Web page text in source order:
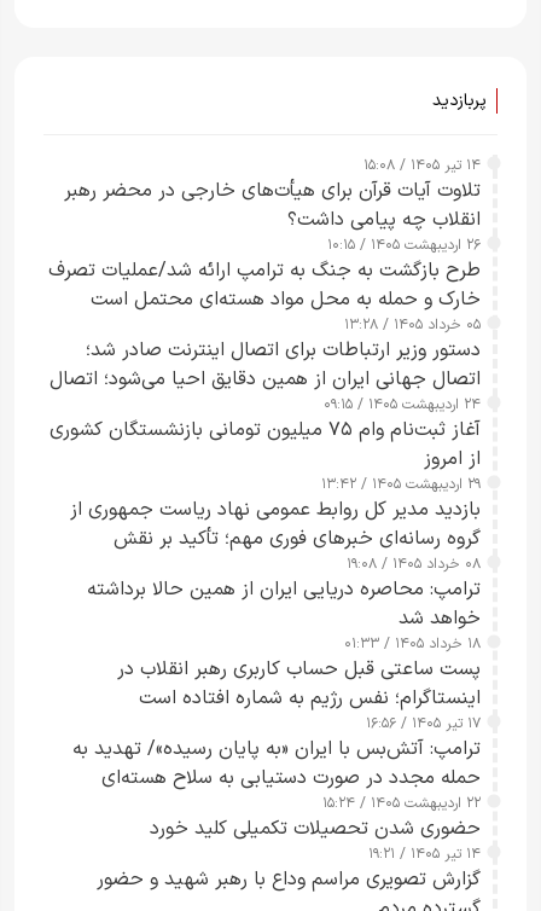
پربازدید
۱۴ تیر ۱۴۰۵ / ۱۵:۰۸
تلاوت آیات قرآن برای هیأت‌های خارجی در محضر رهبر
انقلاب چه پیامی داشت؟
۲۶ اردیبهشت ۱۴۰۵ / ۱۰:۱۵
طرح‌ بازگشت به جنگ به ترامپ ارائه شد/عملیات تصرف
خارک و حمله به محل مواد هسته‌ای محتمل است
۰۵ خرداد ۱۴۰۵ / ۱۳:۲۸
دستور وزیر ارتباطات برای اتصال اینترنت صادر شد؛
اتصال جهانی ایران از همین دقایق احیا می‌شود؛ اتصال
کامل مردم تا ۲۴ ساعت آینده
۲۴ اردیبهشت ۱۴۰۵ / ۰۹:۱۵
آغاز ثبت‌نام وام ۷۵ میلیون تومانی بازنشستگان کشوری
از امروز
۲۹ اردیبهشت ۱۴۰۵ / ۱۳:۴۲
بازدید مدیر کل روابط عمومی نهاد ریاست جمهوری از
گروه رسانه‌ای خبرهای فوری مهم؛ تأکید بر نقش
رسانه‌های هوشمند و مسئول در ارتقای آگاهی عمومی
۰۸ خرداد ۱۴۰۵ / ۱۹:۰۸
ترامپ: محاصره دریایی ایران از همین حالا برداشته
خواهد شد
۱۸ خرداد ۱۴۰۵ / ۰۱:۳۳
پست ساعتی قبل حساب کاربری رهبر انقلاب در
اینستاگرام؛ نفس رژیم به شماره افتاده است​
۱۷ تیر ۱۴۰۵ / ۱۶:۵۶
ترامپ: آتش‌بس با ایران «به پایان رسیده»/ تهدید به
حمله مجدد در صورت دستیابی به سلاح هسته‌ای
۲۲ اردیبهشت ۱۴۰۵ / ۱۵:۲۴
حضوری شدن تحصیلات تکمیلی کلید خورد
۱۴ تیر ۱۴۰۵ / ۱۹:۲۱
گزارش تصویری مراسم وداع با رهبر شهید و حضور